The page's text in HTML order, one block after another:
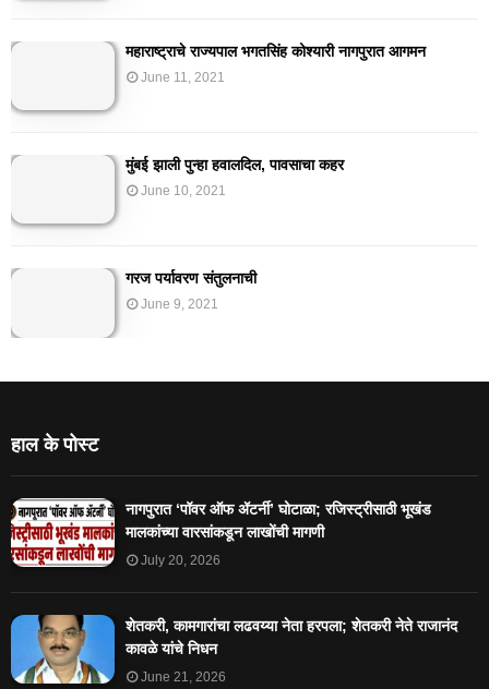
महाराष्ट्राचे राज्यपाल भगतसिंह कोश्यारी नागपुरात आगमन
June 11, 2021
मुंबई झाली पुन्हा हवालदिल, पावसाचा कहर
June 10, 2021
गरज पर्यावरण संतुलनाची
June 9, 2021
हाल के पोस्ट
नागपुरात ‘पॉवर ऑफ ॲटर्नी’ घोटाळा; रजिस्ट्रीसाठी भूखंड
मालकांच्या वारसांकडून लाखोंची मागणी
July 20, 2026
शेतकरी, कामगारांचा लढवय्या नेता हरपला; शेतकरी नेते राजानंद
कावळे यांचे निधन
June 21, 2026